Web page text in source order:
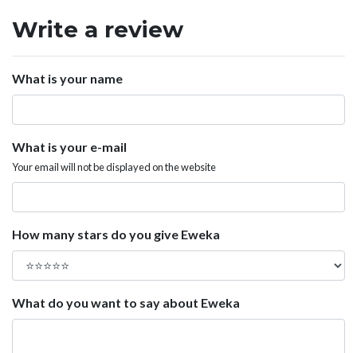
Write a review
What is your name
What is your e-mail
Your email will not be displayed on the website
How many stars do you give Eweka
What do you want to say about Eweka